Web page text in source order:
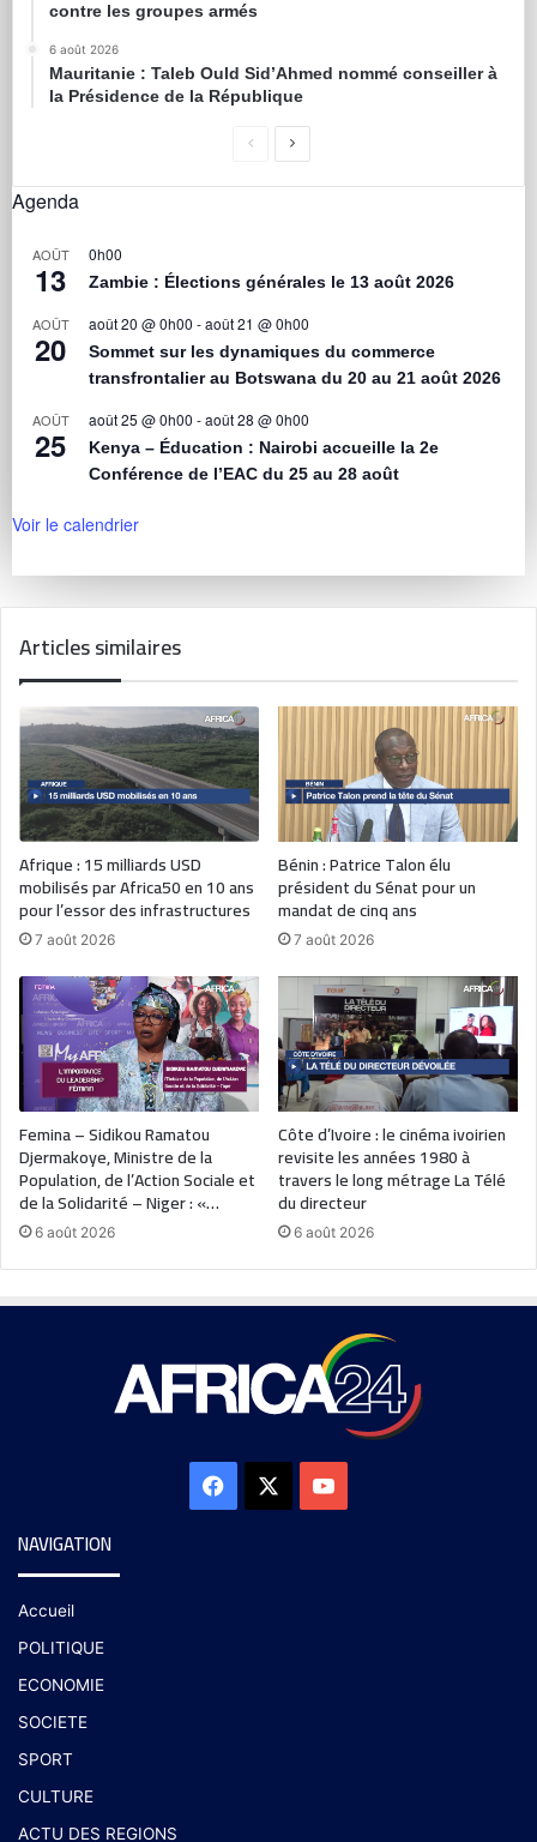
contre les groupes armés
6 août 2026
Mauritanie : Taleb Ould Sid’Ahmed nommé conseiller à
la Présidence de la République
Agenda
AOÛT
13
0h00
Zambie : Élections générales le 13 août 2026
AOÛT
20
août 20 @ 0h00 -août 21 @ 0h00
Sommet sur les dynamiques du commerce
transfrontalier au Botswana du 20 au 21 août 2026
AOÛT
25
août 25 @ 0h00 -août 28 @ 0h00
Kenya – Éducation : Nairobi accueille la 2e
Conférence de l’EAC du 25 au 28 août
Voir le calendrier
Articles similaires
Afrique : 15 milliards USD
mobilisés par Africa50 en 10 ans
pour l’essor des infrastructures
7 août 2026
Bénin : Patrice Talon élu
président du Sénat pour un
mandat de cinq ans
7 août 2026
Femina – Sidikou Ramatou
Djermakoye, Ministre de la
Population, de l’Action Sociale et
de la Solidarité – Niger : «…
6 août 2026
Côte d’Ivoire : le cinéma ivoirien
revisite les années 1980 à
travers le long métrage La Télé
du directeur
6 août 2026
NAVIGATION
Accueil
POLITIQUE
ECONOMIE
SOCIETE
SPORT
CULTURE
ACTU DES REGIONS